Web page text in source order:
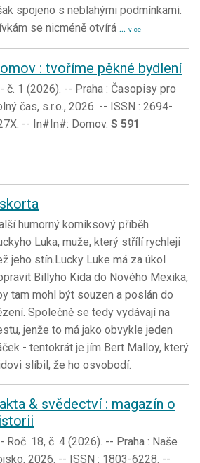
spojeno s neblahými podmínkami.
se nicméně otvírá ... více
: tvoříme pěkné bydlení
č. 1 (2026). -- Praha : Časopisy pro
čas, s.r.o., 2026. -- ISSN : 2694-
-- In#In#: Domov. S 591
humorný komiksový příběh
Luka, muže, který střílí rychleji
jeho stín.Lucky Luke má za úkol
Billyho Kida do Nového Mexika,
tam mohl být souzen a poslán do
Společně se tedy vydávají na
jenže to má jako obvykle jeden
- tentokrát je jím Bert Malloy, který
slíbil, že ho osvobodí.
& svědectví : magazín o
Roč. 18, č. 4 (2026). -- Praha : Naše
2026. -- ISSN : 1803-6228. --